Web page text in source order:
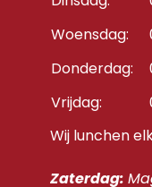
Woensdag:
Donderdag:
Vrijdag:
Wij lunchen
Zaterdag: